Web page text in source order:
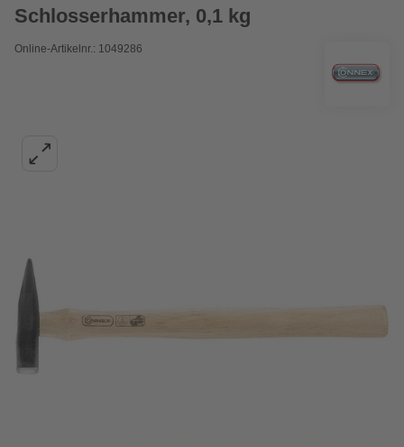
Schlosserhammer, 0,1 kg
Online-Artikelnr.: 1049286